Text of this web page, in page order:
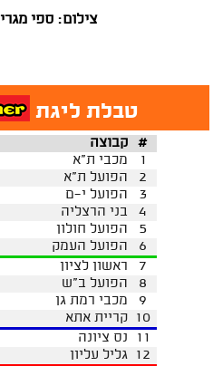
צילום: ספי
טבלת ליגת
קבוצה
#
מכבי ת"א
1
הפועל ת"א
2
הפועל י-ם
3
בני הרצליה
4
הפועל חולון
5
הפועל העמק
6
ראשון לציון
7
הפועל ב"ש
8
מכבי רמת גן
9
קריית אתא 10
נס ציונה
11
גליל עליון 12